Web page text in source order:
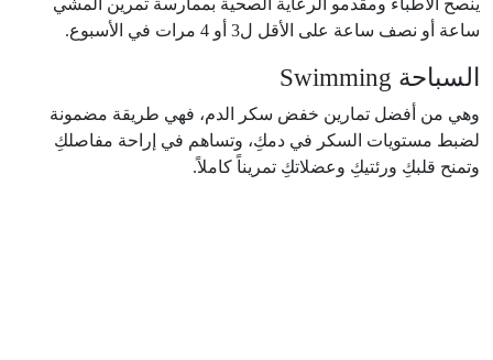
ساعة أو نصف ساعة على الأقل ل3 أو 4 مرات في الأسبوع.
السباحة Swimming
وهي من أفضل تمارين خفض سكر الدم، فهي طريقة مضمونة
لضبط مستويات السكر في دمكِ، وتساهم في إراحة مفاصلكِ
وتمنح قلبكِ ورئتيكِ وعضلاتكِ تمريناً كاملاً.